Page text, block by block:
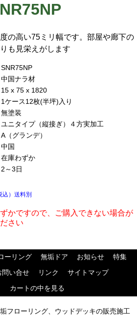
の高い75ミリ幅です。部屋や廊下の
も見栄えがします
SNR75NP
中国ナラ材
15 x 75 x 1820
1ケース12枚(半坪)入り
無塗装
ユニタイプ（縦接ぎ）４方実加工
A（グランデ）
中国
在庫わずか
2～3日
込）送料別
かですので、ご購入できない場合が
さい
ーリング 無垢ドア お知らせ
特集
問い合せ リンク
サイトマップ
カートの中を見る
フローリング、ウッドデッキの販売施工